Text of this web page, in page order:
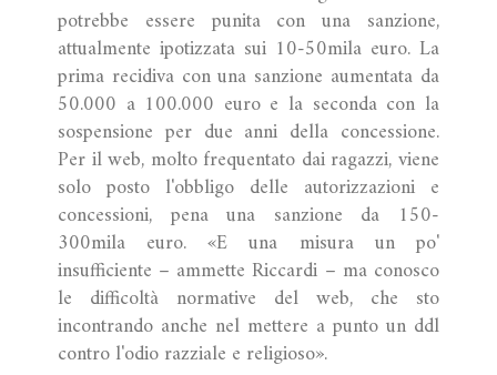
potrebbe essere punita con una sanzione,
attualmente ipotizzata sui 10-50mila euro. La
prima recidiva con una sanzione aumentata da
50.000 a 100.000 euro e la seconda con la
sospensione per due anni della concessione.
Per il web, molto frequentato dai ragazzi, viene
solo posto l'obbligo delle autorizzazioni e
concessioni, pena una sanzione da 150-
300mila euro. «E una misura un po'
insufficiente – ammette Riccardi – ma conosco
le difficoltà normative del web, che sto
incontrando anche nel mettere a punto un ddl
contro l'odio razziale e religioso».